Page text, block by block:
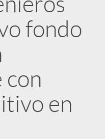
fondo
con
en